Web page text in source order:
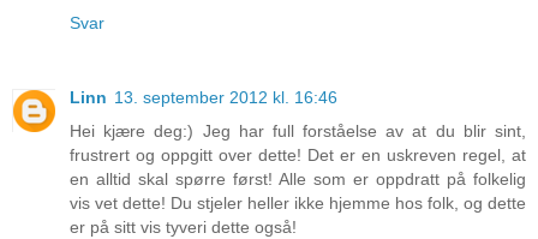
Svar
Linn 13. september 2012 kl. 16:46
Hei kjære deg:) Jeg har full forståelse av at du blir sint,
frustrert og oppgitt over dette! Det er en uskreven regel, at
en alltid skal spørre først! Alle som er oppdratt på folkelig
vis vet dette! Du stjeler heller ikke hjemme hos folk, og dette
er på sitt vis tyveri dette også!